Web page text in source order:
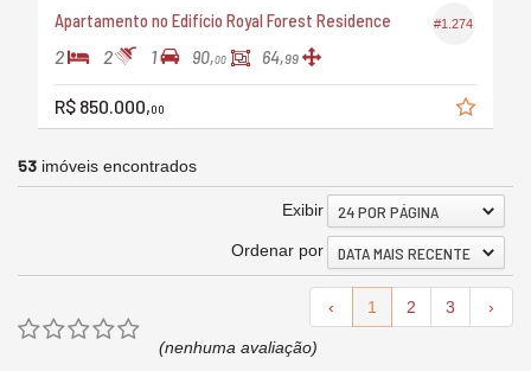
#1.274
Apartamento no Edifício Royal Forest Residence
2 2 1 90,00 64,99
R$ 850.000,00
53 imóveis encontrados
Exibir 24 POR PÁGINA
Ordenar por DATA MAIS RECENTE
‹ 1 2 3 ›
(nenhuma avaliação)